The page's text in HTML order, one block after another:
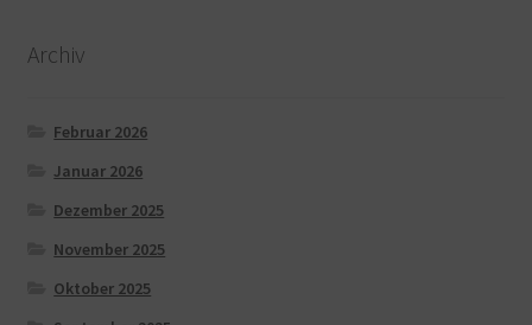
Archiv
Februar 2026
Januar 2026
Dezember 2025
November 2025
Oktober 2025